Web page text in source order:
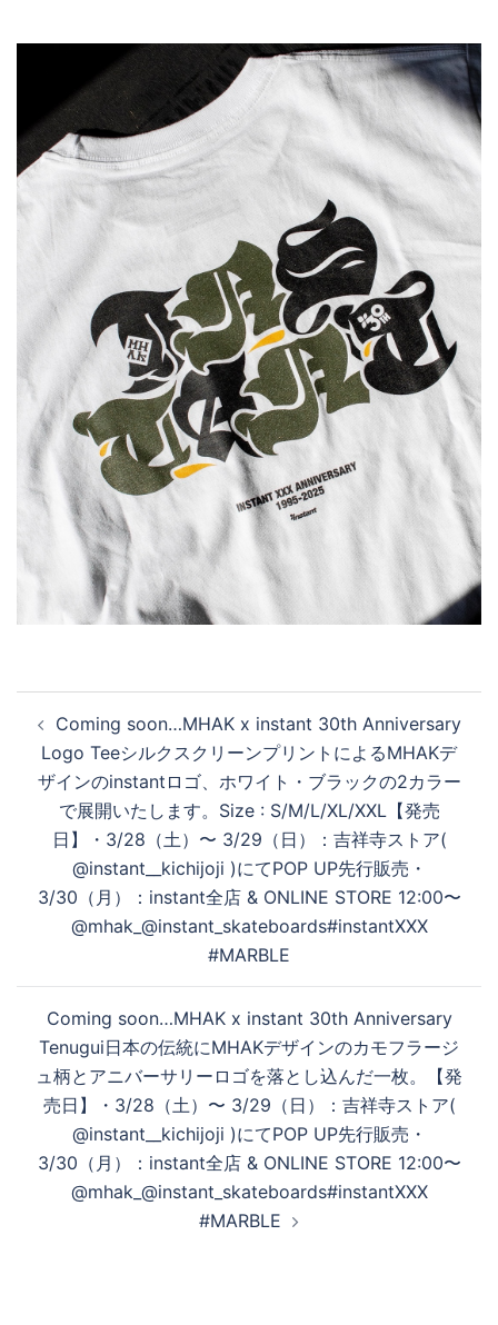
稿
ナ
シ
Coming soon…MHAK x instant 30th Anniversary
Logo TeeシルクスクリーンプリントによるMHAKデ
ザインのinstantロゴ、ホワイト・ブラックの2カラー
で展開いたします。Size : S/M/L/XL/XXL【発売
日】・3/28（土）〜 3/29（日）：吉祥寺ストア(
@instant__kichijoji )にてPOP UP先行販売・
3/30（月）：instant全店 & ONLINE STORE 12:00〜
@mhak_@instant_skateboards#instantXXX
#MARBLE
Coming soon…MHAK x instant 30th Anniversary
Tenugui日本の伝統にMHAKデザインのカモフラージ
ュ柄とアニバーサリーロゴを落とし込んだ一枚。【発
売日】・3/28（土）〜 3/29（日）：吉祥寺ストア(
@instant__kichijoji )にてPOP UP先行販売・
3/30（月）：instant全店 & ONLINE STORE 12:00〜
@mhak_@instant_skateboards#instantXXX
#MARBLE